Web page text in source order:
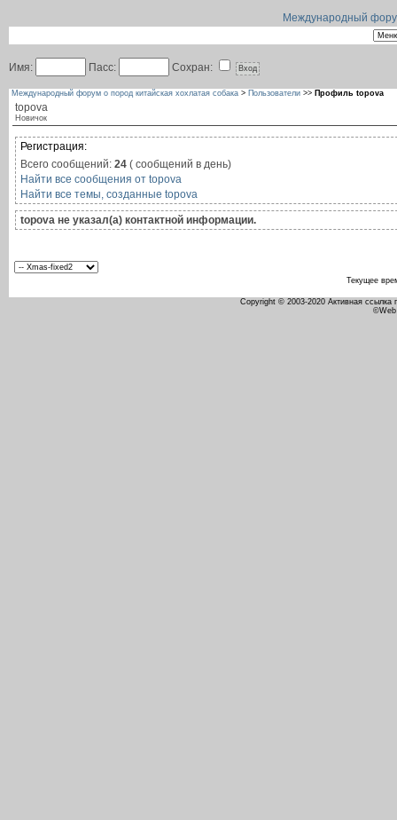
Международный
Имя: Пасс: Сохран:
Международный форум о пород китайская хохлатая собака > Пользователи >> Профиль topova
topova
Новичок
Регистрация:
Всего сообщений: 24 ( сообщений в день)
Найти все сообщения от topova
Найти все темы, созданные topova
topova не указал(а) контактной информации.
Текущее
Copyright © 2003-2020 Активная ссылка